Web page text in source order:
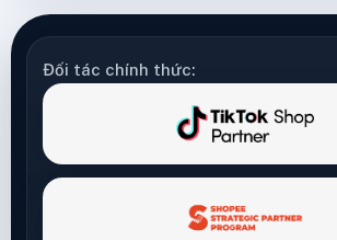
Đối tác chính thức: